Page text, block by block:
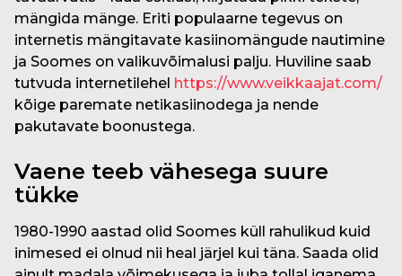
mängida mänge. Eriti populaarne tegevus on
internetis mängitavate kasiinomängude nautimine
ja Soomes on valikuvõimalusi palju. Huviline saab
tutvuda internetilehel https://www.veikkaajat.com/
kõige paremate netikasiinodega ja nende
pakutavate boonustega.
Vaene teeb vähesega suure
tükke
1980-1990 aastad olid Soomes küll rahulikud kuid
inimesed ei olnud nii heal järjel kui täna. Saada olid